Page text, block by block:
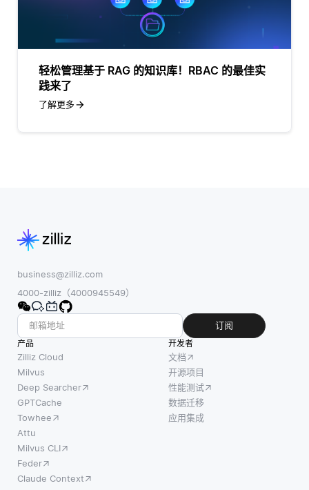
轻松管理基于 RAG 的知识库！RBAC 的最佳实
践来了
了解更多
business@zilliz.com
4000-zilliz（4000945549）
订阅
产品
Zilliz Cloud
Milvus
Deep Searcher
GPTCache
Towhee
Attu
Milvus CLI
Feder
Claude Context
开发者
文档
开源项目
性能测试
数据迁移
应用集成